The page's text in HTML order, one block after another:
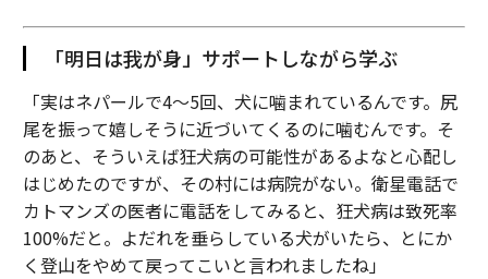
「明日は我が身」サポートしながら学ぶ
「実はネパールで4〜5回、犬に噛まれているんです。尻
尾を振って嬉しそうに近づいてくるのに噛むんです。そ
のあと、そういえば狂犬病の可能性があるよなと心配し
はじめたのですが、その村には病院がない。衛星電話で
カトマンズの医者に電話をしてみると、狂犬病は致死率
100%だと。よだれを垂らしている犬がいたら、とにか
く登山をやめて戻ってこいと言われましたね」